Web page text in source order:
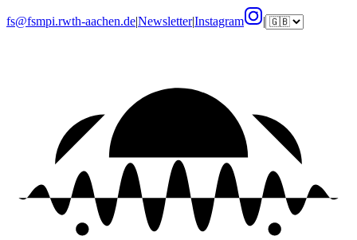
fs@fsmpi.rwth-aachen.de|Newsletter|Instagram |